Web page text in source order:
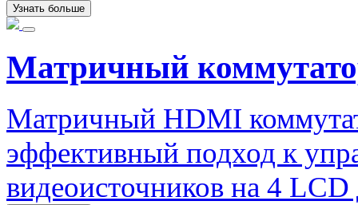
Узнать больше
Матричный
Матричный HDMI
эффективный подход к
видеоисточников на 4 LCD